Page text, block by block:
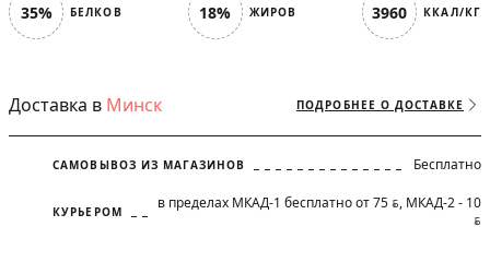
35% БЕЛКОВ 18% ЖИРОВ 3960 ККАЛ/КГ
Доставка в Минск ПОДРОБНЕЕ О ДОСТАВКЕ
САМОВЫВОЗ ИЗ МАГАЗИНОВ Бесплатно
КУРЬЕРОМ в пределах МКАД-1 бесплатно от 75 BYN, МКАД-2 - 10
BYN